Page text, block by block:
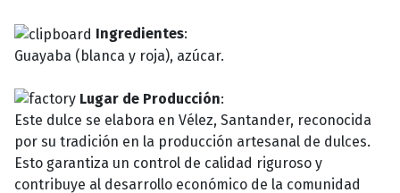
Ingredientes:
Guayaba (blanca y roja), azúcar.
Lugar de Producción:
Este dulce se elabora en Vélez, Santander, reconocida
por su tradición en la producción artesanal de dulces.
Esto garantiza un control de calidad riguroso y
contribuye al desarrollo económico de la comunidad